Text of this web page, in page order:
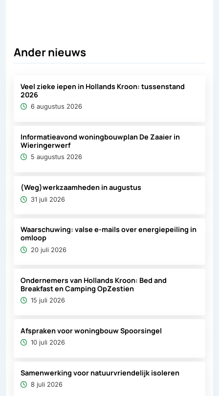
Ander nieuws
Veel zieke iepen in Hollands Kroon: tussenstand
2026
6 augustus 2026
Informatieavond woningbouwplan De Zaaier in
Wieringerwerf
5 augustus 2026
(Weg)werkzaamheden in augustus
31 juli 2026
Waarschuwing: valse e-mails over energiepeiling in
omloop
20 juli 2026
Ondernemers van Hollands Kroon: Bed and
Breakfast en Camping OpZestien
15 juli 2026
Afspraken voor woningbouw Spoorsingel
10 juli 2026
Samenwerking voor natuurvriendelijk isoleren
8 juli 2026